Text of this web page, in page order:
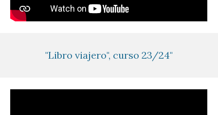
"Libro viajero", curso 23/24"